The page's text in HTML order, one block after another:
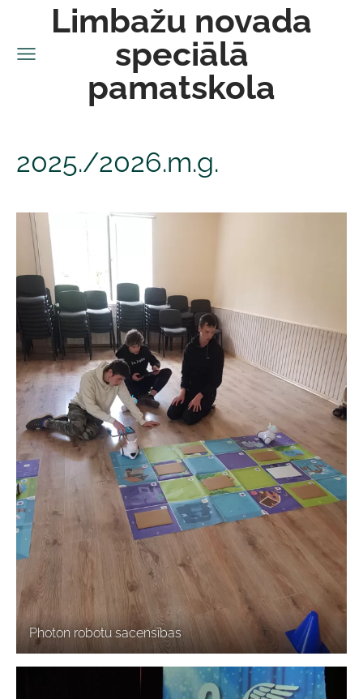
Limbažu novada
speciālā
pamatskola
2025./2026.m.g.
Photon robotu sacensības